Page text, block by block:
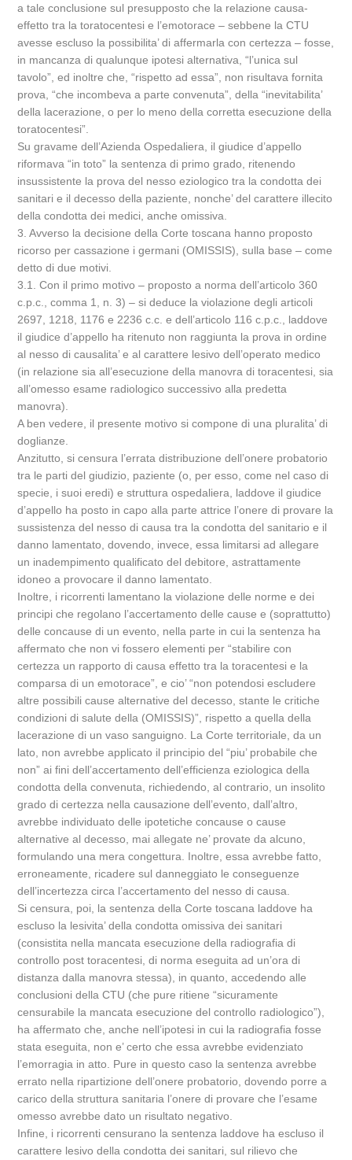
a tale conclusione sul presupposto che la relazione causa-
effetto tra la toratocentesi e l’emotorace – sebbene la CTU
avesse escluso la possibilita’ di affermarla con certezza – fosse,
in mancanza di qualunque ipotesi alternativa, “l’unica sul
tavolo”, ed inoltre che, “rispetto ad essa”, non risultava fornita
prova, “che incombeva a parte convenuta”, della “inevitabilita’
della lacerazione, o per lo meno della corretta esecuzione della
toratocentesi”.
Su gravame dell’Azienda Ospedaliera, il giudice d’appello
riformava “in toto” la sentenza di primo grado, ritenendo
insussistente la prova del nesso eziologico tra la condotta dei
sanitari e il decesso della paziente, nonche’ del carattere illecito
della condotta dei medici, anche omissiva.
3. Avverso la decisione della Corte toscana hanno proposto
ricorso per cassazione i germani (OMISSIS), sulla base – come
detto di due motivi.
3.1. Con il primo motivo – proposto a norma dell’articolo 360
c.p.c., comma 1, n. 3) – si deduce la violazione degli articoli
2697, 1218, 1176 e 2236 c.c. e dell’articolo 116 c.p.c., laddove
il giudice d’appello ha ritenuto non raggiunta la prova in ordine
al nesso di causalita’ e al carattere lesivo dell’operato medico
(in relazione sia all’esecuzione della manovra di toracentesi, sia
all’omesso esame radiologico successivo alla predetta
manovra).
A ben vedere, il presente motivo si compone di una pluralita’ di
doglianze.
Anzitutto, si censura l’errata distribuzione dell’onere probatorio
tra le parti del giudizio, paziente (o, per esso, come nel caso di
specie, i suoi eredi) e struttura ospedaliera, laddove il giudice
d’appello ha posto in capo alla parte attrice l’onere di provare la
sussistenza del nesso di causa tra la condotta del sanitario e il
danno lamentato, dovendo, invece, essa limitarsi ad allegare
un inadempimento qualificato del debitore, astrattamente
idoneo a provocare il danno lamentato.
Inoltre, i ricorrenti lamentano la violazione delle norme e dei
principi che regolano l’accertamento delle cause e (soprattutto)
delle concause di un evento, nella parte in cui la sentenza ha
affermato che non vi fossero elementi per “stabilire con
certezza un rapporto di causa effetto tra la toracentesi e la
comparsa di un emotorace”, e cio’ “non potendosi escludere
altre possibili cause alternative del decesso, stante le critiche
condizioni di salute della (OMISSIS)”, rispetto a quella della
lacerazione di un vaso sanguigno. La Corte territoriale, da un
lato, non avrebbe applicato il principio del “piu’ probabile che
non” ai fini dell’accertamento dell’efficienza eziologica della
condotta della convenuta, richiedendo, al contrario, un insolito
grado di certezza nella causazione dell’evento, dall’altro,
avrebbe individuato delle ipotetiche concause o cause
alternative al decesso, mai allegate ne’ provate da alcuno,
formulando una mera congettura. Inoltre, essa avrebbe fatto,
erroneamente, ricadere sul danneggiato le conseguenze
dell’incertezza circa l’accertamento del nesso di causa.
Si censura, poi, la sentenza della Corte toscana laddove ha
escluso la lesivita’ della condotta omissiva dei sanitari
(consistita nella mancata esecuzione della radiografia di
controllo post toracentesi, di norma eseguita ad un’ora di
distanza dalla manovra stessa), in quanto, accedendo alle
conclusioni della CTU (che pure ritiene “sicuramente
censurabile la mancata esecuzione del controllo radiologico”),
ha affermato che, anche nell’ipotesi in cui la radiografia fosse
stata eseguita, non e’ certo che essa avrebbe evidenziato
l’emorragia in atto. Pure in questo caso la sentenza avrebbe
errato nella ripartizione dell’onere probatorio, dovendo porre a
carico della struttura sanitaria l’onere di provare che l’esame
omesso avrebbe dato un risultato negativo.
Infine, i ricorrenti censurano la sentenza laddove ha escluso il
carattere lesivo della condotta dei sanitari, sul rilievo che